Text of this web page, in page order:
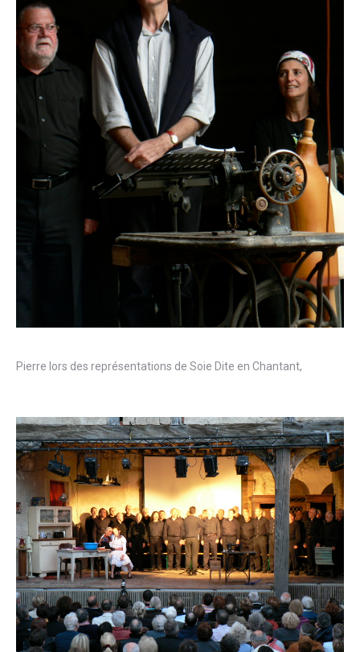
Pierre lors des représentations de Soie Dite en Chantant,